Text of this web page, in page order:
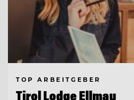
TOP ARBEITGEBER
Tirol Lodge Ellmau